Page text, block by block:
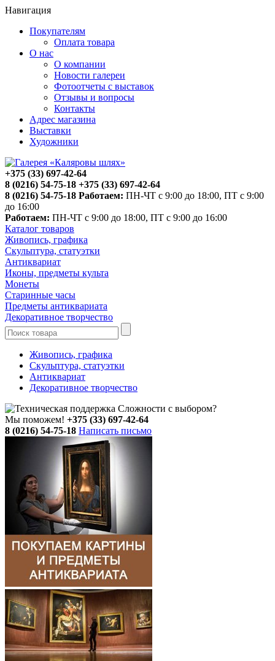
Навигация
Покупателям
Оплата товара
О нас
О компании
Новости галереи
Фотоотчеты с выставок
Отзывы и вопросы
Контакты
Адрес магазина
Выставки
Художники
+375 (33) 697-42-64
8 (0216) 54-75-18 +375 (33) 697-42-64
8 (0216) 54-75-18 Работаем: ПН-ЧТ с 9:00 до 18:00, ПТ с 9:00
до 16:00
Работаем: ПН-ЧТ с 9:00 до 18:00, ПТ с 9:00 до 16:00
Каталог товаров
Живопись, графика
Скульптура, статуэтки
Антиквариат
Иконы, предметы культа
Монеты
Старинные часы
Предметы антиквариата
Декоративное творчество
Живопись, графика
Скульптура, статуэтки
Антиквариат
Декоративное творчество
Сложности с выбором?
Мы поможем! +375 (33) 697-42-64
8 (0216) 54-75-18 Написать письмо